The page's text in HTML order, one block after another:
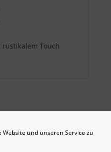
und unseren Service zu
Touch